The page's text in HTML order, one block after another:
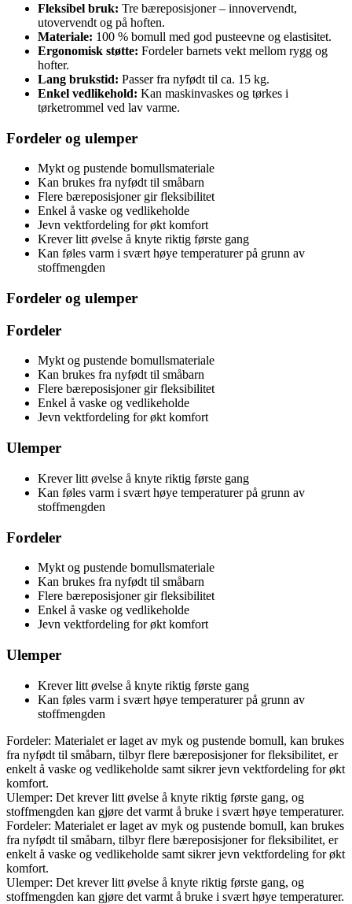
Fleksibel bruk: Tre bæreposisjoner – innovervendt,
utovervendt og på hoften.
Materiale: 100 % bomull med god pusteevne og elastisitet.
Ergonomisk støtte: Fordeler barnets vekt mellom rygg og
hofter.
Lang brukstid: Passer fra nyfødt til ca. 15 kg.
Enkel vedlikehold: Kan maskinvaskes og tørkes i
tørketrommel ved lav varme.
Fordeler og ulemper
Mykt og pustende bomullsmateriale
Kan brukes fra nyfødt til småbarn
Flere bæreposisjoner gir fleksibilitet
Enkel å vaske og vedlikeholde
Jevn vektfordeling for økt komfort
Krever litt øvelse å knyte riktig første gang
Kan føles varm i svært høye temperaturer på grunn av
stoffmengden
Fordeler og ulemper
Fordeler
Mykt og pustende bomullsmateriale
Kan brukes fra nyfødt til småbarn
Flere bæreposisjoner gir fleksibilitet
Enkel å vaske og vedlikeholde
Jevn vektfordeling for økt komfort
Ulemper
Krever litt øvelse å knyte riktig første gang
Kan føles varm i svært høye temperaturer på grunn av
stoffmengden
Fordeler
Mykt og pustende bomullsmateriale
Kan brukes fra nyfødt til småbarn
Flere bæreposisjoner gir fleksibilitet
Enkel å vaske og vedlikeholde
Jevn vektfordeling for økt komfort
Ulemper
Krever litt øvelse å knyte riktig første gang
Kan føles varm i svært høye temperaturer på grunn av
stoffmengden
Fordeler: Materialet er laget av myk og pustende bomull, kan brukes
fra nyfødt til småbarn, tilbyr flere bæreposisjoner for fleksibilitet, er
enkelt å vaske og vedlikeholde samt sikrer jevn vektfordeling for økt
komfort.
Ulemper: Det krever litt øvelse å knyte riktig første gang, og
stoffmengden kan gjøre det varmt å bruke i svært høye temperaturer.
Fordeler: Materialet er laget av myk og pustende bomull, kan brukes
fra nyfødt til småbarn, tilbyr flere bæreposisjoner for fleksibilitet, er
enkelt å vaske og vedlikeholde samt sikrer jevn vektfordeling for økt
komfort.
Ulemper: Det krever litt øvelse å knyte riktig første gang, og
stoffmengden kan gjøre det varmt å bruke i svært høye temperaturer.